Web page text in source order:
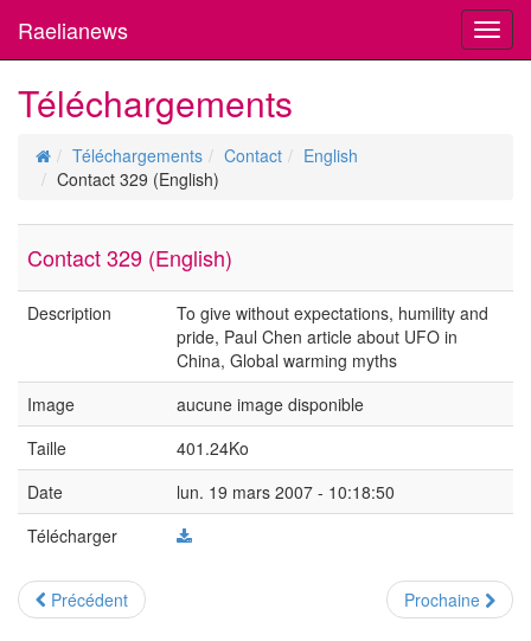
Raelianews
Téléchargements
Téléchargements Contact
English
Contact 329 (English)
Contact 329 (English)
Description
To give without expectations, humility and
pride, Paul Chen article about UFO in
China, Global warming myths
Image
aucune image disponible
Taille
401.24Ko
Date
lun. 19 mars 2007 - 10:18:50
Télécharger
Précédent Prochaine